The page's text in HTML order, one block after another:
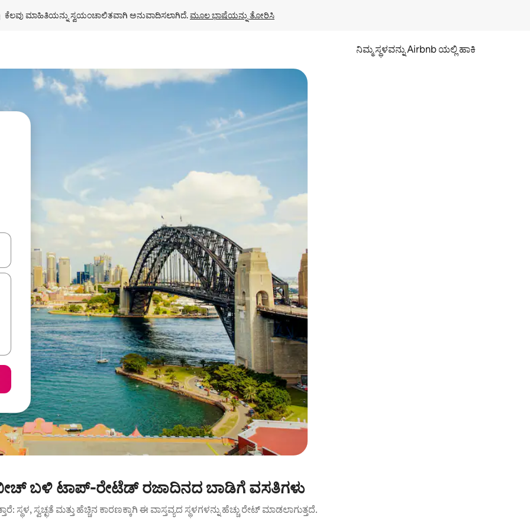
ಕೆಲವು ಮಾಹಿತಿಯನ್ನು ಸ್ವಯಂಚಾಲಿತವಾಗಿ ಅನುವಾದಿಸಲಾಗಿದೆ. ಮೂಲ ಭಾಷೆಯನ್ನು ತೋರಿಸಿ
ನಿಮ್ಮ ಸ್ಥಳವನ್ನು Airbnb ಯಲ್ಲಿ ಹಾಕಿ
ನ್ಯಾವಿಗೇಟ್ ಮಾಡಿ ಅಥವಾ ಸ್ಪರ್ಶ ಅಥವಾ ಸ್ವೈಪ್ ಗೆಸ್ಚರ್‌ಗಳ ಮೂಲಕ ಅನ್ವೇಷಿಸಿ.
ಬಳಿ ಟಾಪ್-ರೇಟೆಡ್ ರಜಾದಿನದ ಬಾಡಿಗೆ ವಸತಿಗಳು
ಸ್ಥಳ, ಸ್ವಚ್ಛತೆ ಮತ್ತು ಹೆಚ್ಚಿನ ಕಾರಣಕ್ಕಾಗಿ ಈ ವಾಸ್ತವ್ಯದ ಸ್ಥಳಗಳನ್ನು ಹೆಚ್ಚು ರೇಟ್ ಮಾಡಲಾಗುತ್ತದೆ.